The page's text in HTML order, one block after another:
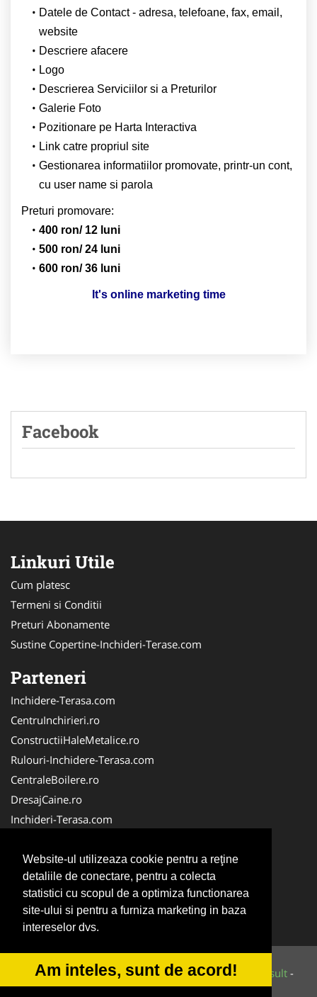
Website-ul utilizeaza cookie pentru a reţine
detaliile de conectare, pentru a colecta
statistici cu scopul de a optimiza functionarea
site-ului si pentru a furniza marketing in baza
intereselor dvs.
Am inteles, sunt de acord!
Datele de Contact - adresa, telefoane, fax, email,
website
Descriere afacere
Logo
Descrierea Serviciilor si a Preturilor
Galerie Foto
Pozitionare pe Harta Interactiva
Link catre propriul site
Gestionarea informatiilor promovate, printr-un cont,
cu user name si parola
Preturi promovare:
400 ron/ 12 luni
500 ron/ 24 luni
600 ron/ 36 luni
It's online marketing time
Facebook
Linkuri Utile
Cum platesc
Termeni si Conditii
Preturi Abonamente
Sustine Copertine-Inchideri-Terase.com
Parteneri
Inchidere-Terasa.com
CentruInchirieri.ro
ConstructiiHaleMetalice.ro
Rulouri-Inchidere-Terasa.com
CentraleBoilere.ro
DresajCaine.ro
Inchideri-Terasa.com
Alpinist-Utilitar.com
CuratenieSpatiiComerciale.ro
FirmaTractariAuto.ro
Service-Reparatii.com
© 2014-2026 Powered byVilonMedia&Tokaido Consult -
ANPC SOL